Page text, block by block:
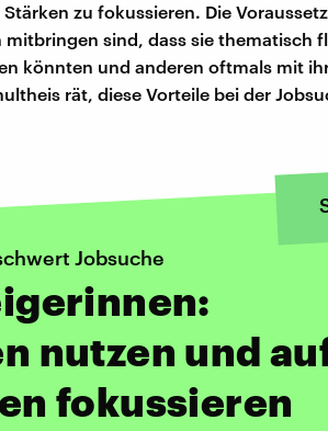
zu fokussieren. Die
sind, dass sie thematisch
könnten und anderen oftmals mit
rät, diese Vorteile bei der
Jobsuche
nutzen und
fokussieren